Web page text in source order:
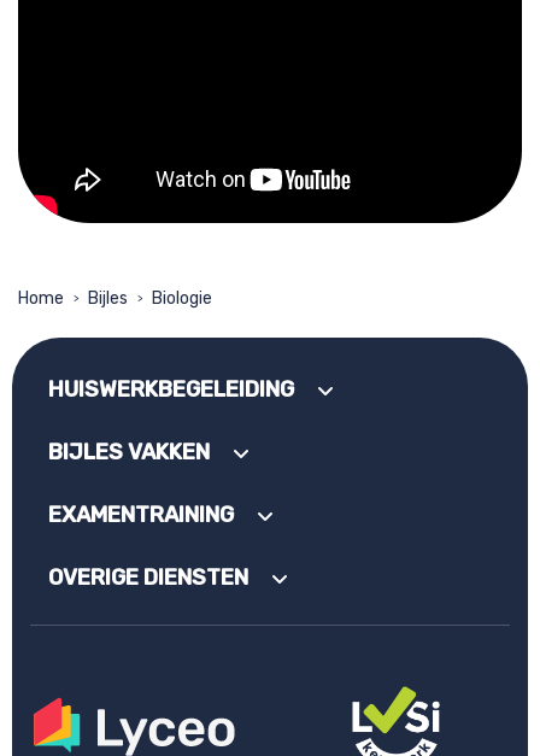
Home > Bijles > Biologie
HUISWERKBEGELEIDING
BIJLES VAKKEN
EXAMENTRAINING
OVERIGE DIENSTEN